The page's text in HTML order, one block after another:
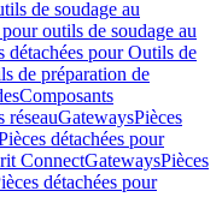
de soudage au
outils de soudage au
détachées pour Outils de
de préparation de
Composants
réseauGatewaysPièces
détachées pour
ConnectGatewaysPièces
détachées pour